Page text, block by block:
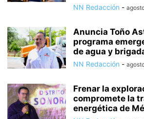
NN Redacción -
Anuncia Toño
programa
de agua y
NN Redacción -
Frenar la
compromete la
energética de